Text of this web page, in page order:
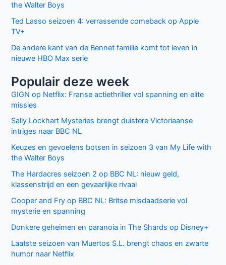
the Walter Boys
Ted Lasso seizoen 4: verrassende comeback op Apple
TV+
De andere kant van de Bennet familie komt tot leven in
nieuwe HBO Max serie
Populair deze week
GIGN op Netflix: Franse actiethriller vol spanning en elite
missies
Sally Lockhart Mysteries brengt duistere Victoriaanse
intriges naar BBC NL
Keuzes en gevoelens botsen in seizoen 3 van My Life with
the Walter Boys
The Hardacres seizoen 2 op BBC NL: nieuw geld,
klassenstrijd en een gevaarlijke rivaal
Cooper and Fry op BBC NL: Britse misdaadserie vol
mysterie en spanning
Donkere geheimen en paranoia in The Shards op Disney+
Laatste seizoen van Muertos S.L. brengt chaos en zwarte
humor naar Netflix